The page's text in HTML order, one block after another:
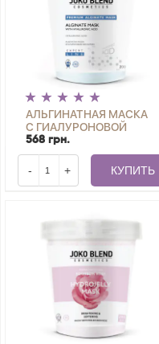
АЛЬГИНАТНАЯ МАСКА
С ГИАЛУРОНОВОЙ
КИСЛОТОЙ JOKO
BLEND 200 Г
568 грн.
- + КУПИТЬ